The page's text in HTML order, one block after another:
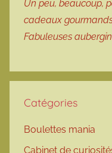
Un peu, beaucoup,
cadeaux
Fabuleuses
Catégories
Boulettes mania
Cabinet de